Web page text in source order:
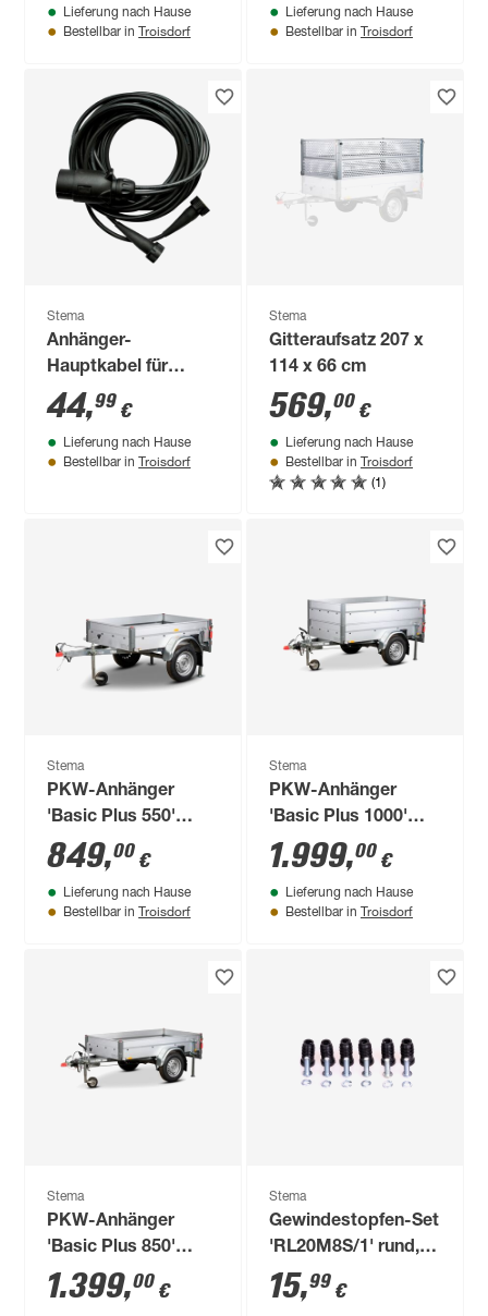
Lieferung nach Hause
Bestellbar in Troisdorf
polig, 3,5 m
Lieferung nach Hause
Bestellbar in Troisdorf
Stema
Anhänger-
Hauptkabel für
Multipoint-
Beleuchtung 7-polig,
3,5 m
44,99 €
Lieferung nach Hause
Bestellbar in Troisdorf
Stema
Gitteraufsatz 207 x
114 x 66 cm
569,00 €
Lieferung nach Hause
Bestellbar in Troisdorf
(1)
Stema
PKW-Anhänger
'Basic Plus 550'
ungebremst 550 kg
mit Abstellstützen
849,00 €
Lieferung nach Hause
Bestellbar in Troisdorf
Stema
PKW-Anhänger
'Basic Plus 1000'
gebremst 1000 kg
mit
Bordwandaufsatz
und Abstellstützen
1.999,00 €
Lieferung nach Hause
Bestellbar in Troisdorf
Stema
PKW-Anhänger
'Basic Plus 850'
gebremst 850 kg mit
Abstellstützen
1.399,00 €
Stema
Gewindestopfen-Set
'RL20M8S/1' rund, 6
Stück
15,99 €